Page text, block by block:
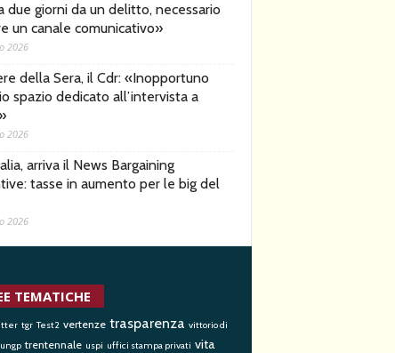
due giorni da un delitto, necessario
un canale comunicativo»
2026
della Sera, il Cdr: «Inopportuno
spazio dedicato all’intervista a
2026
arriva il News Bargaining
tasse in aumento per le big del
2026
TEMATICHE
tgr Test2 vertenze trasparenza vittorio di
ungp trentennale uspi uffici stampa privati vita